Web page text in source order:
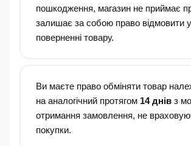
пошкодження, магазин не приймає
залишає за собою право відмовити у
поверненні товару.
Ви маєте право обміняти товар
на аналогічний протягом 14 днів з
отримання замовлення, не
покупки.